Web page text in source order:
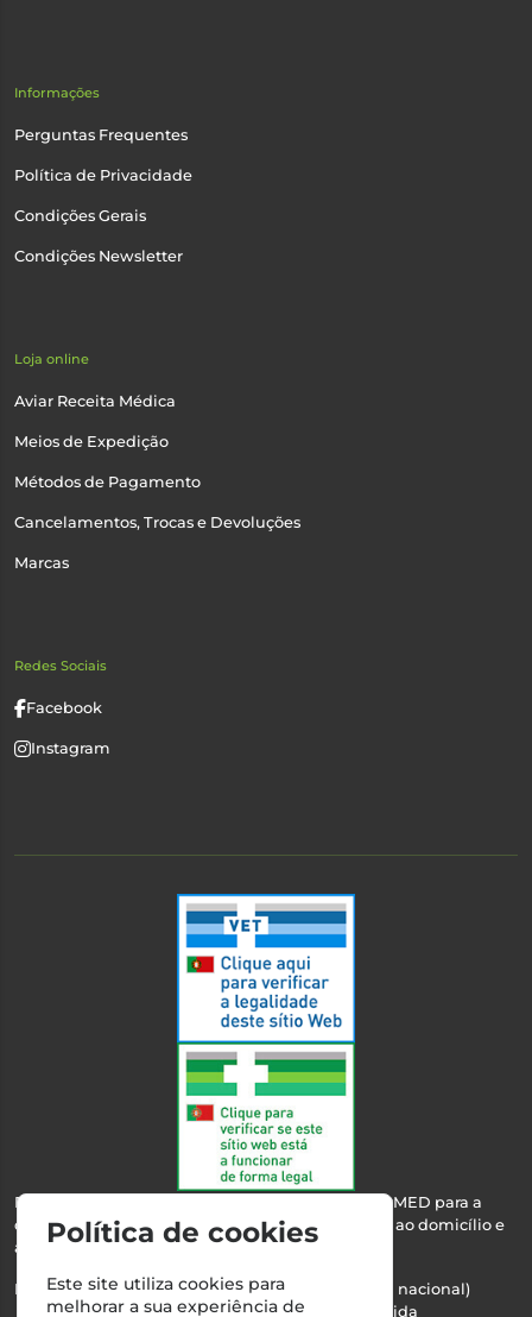
Informações
Perguntas Frequentes
Política de Privacidade
Condições Gerais
Condições Newsletter
Loja online
Aviar Receita Médica
Meios de Expedição
Métodos de Pagamento
Cancelamentos, Trocas e Devoluções
Marcas
Redes Sociais
Facebook
Instagram
Esta farmácia encontra-se autorizada pelo INFARMED para a
dispensa de medicamentos e produtos de saúde ao domicílio e
através da internet.
Nº Infarmed: 21 798 7100 (chamada para rede fixa nacional)
Direção Técnica:Maria Teresa Almeida
Política de cookies
Este site utiliza cookies para
melhorar a sua experiência de